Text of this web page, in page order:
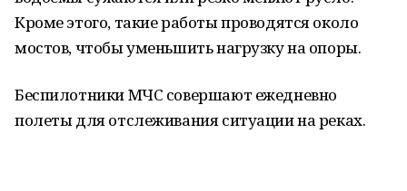
Кроме этого, такие работы проводятся около
мостов, чтобы уменьшить нагрузку на опоры.
Беспилотники МЧС совершают ежедневно
полеты для отслеживания ситуации на реках.